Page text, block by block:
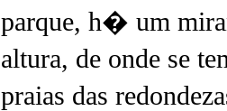
parque, h� um
altura, de onde se
praias das